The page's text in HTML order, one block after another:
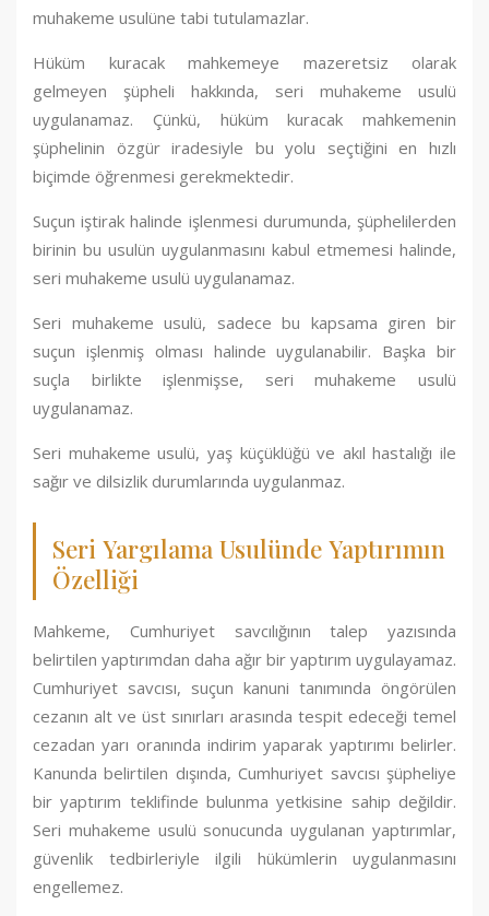
muhakeme usulüne tabi tutulamazlar.
Hüküm kuracak mahkemeye mazeretsiz olarak
gelmeyen şüpheli hakkında, seri muhakeme usulü
uygulanamaz. Çünkü, hüküm kuracak mahkemenin
şüphelinin özgür iradesiyle bu yolu seçtiğini en hızlı
biçimde öğrenmesi gerekmektedir.
Suçun iştirak halinde işlenmesi durumunda, şüphelilerden
birinin bu usulün uygulanmasını kabul etmemesi halinde,
seri muhakeme usulü uygulanamaz.
Seri muhakeme usulü, sadece bu kapsama giren bir
suçun işlenmiş olması halinde uygulanabilir. Başka bir
suçla birlikte işlenmişse, seri muhakeme usulü
uygulanamaz.
Seri muhakeme usulü, yaş küçüklüğü ve akıl hastalığı ile
sağır ve dilsizlik durumlarında uygulanmaz.
Seri Yargılama Usulünde Yaptırımın
Özelliği
Mahkeme, Cumhuriyet savcılığının talep yazısında
belirtilen yaptırımdan daha ağır bir yaptırım uygulayamaz.
Cumhuriyet savcısı, suçun kanuni tanımında öngörülen
cezanın alt ve üst sınırları arasında tespit edeceği temel
cezadan yarı oranında indirim yaparak yaptırımı belirler.
Kanunda belirtilen dışında, Cumhuriyet savcısı şüpheliye
bir yaptırım teklifinde bulunma yetkisine sahip değildir.
Seri muhakeme usulü sonucunda uygulanan yaptırımlar,
güvenlik tedbirleriyle ilgili hükümlerin uygulanmasını
engellemez.